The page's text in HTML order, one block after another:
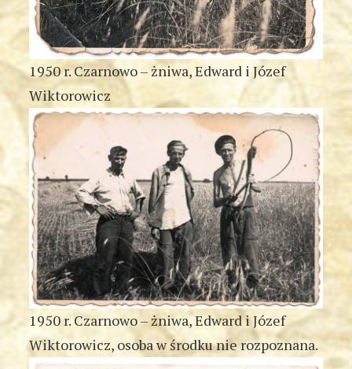
1950 r. Czarnowo – żniwa, Edward i Józef
Wiktorowicz
1950 r. Czarnowo – żniwa, Edward i Józef
Wiktorowicz, osoba w środku nie rozpoznana.